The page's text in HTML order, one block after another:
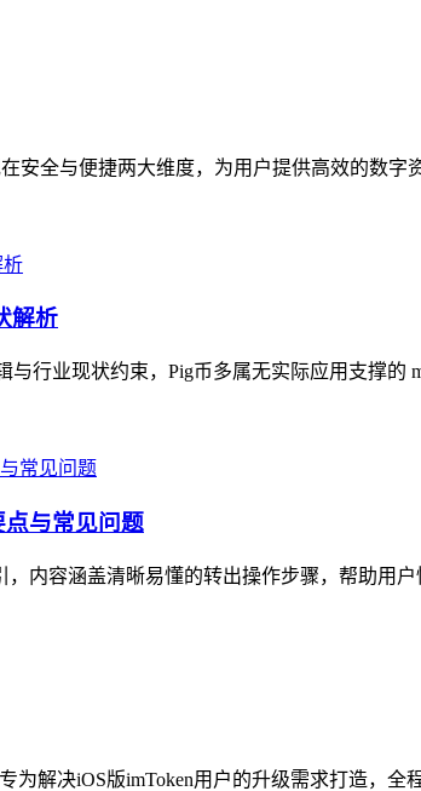
安全与便捷两大维度，为用户提供高效的数
解析
行业现状约束，Pig币多属无实际应用支撑的
与常见问题
内容涵盖清晰易懂的转出操作步骤，帮助用
为解决iOS版imToken用户的升级需求打造，